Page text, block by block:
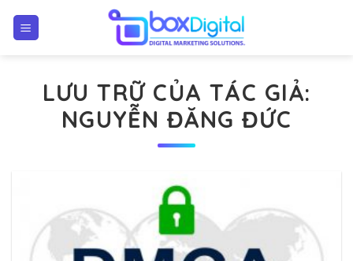
đến
LƯU TRỮ CỦA TÁC GIẢ:
NGUYỄN ĐĂNG ĐỨC